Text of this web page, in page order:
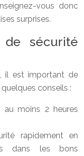
vous donc
surprises.
de sécurité
il est important de
conseils :
au moins 2 heures
rapidement en
dans les bons